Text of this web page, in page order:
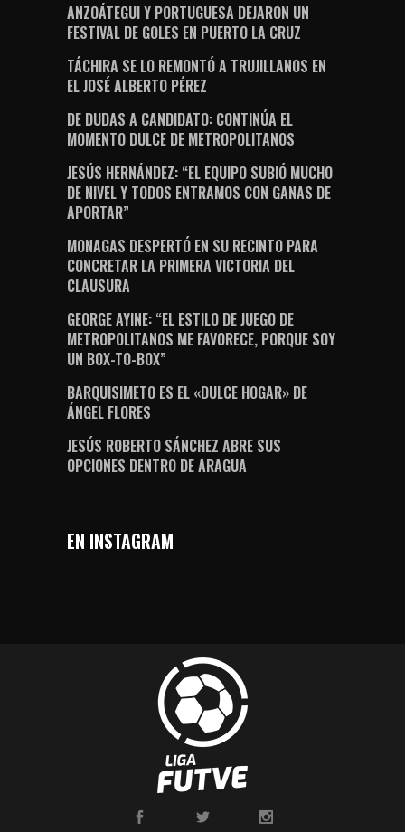
ANZOÁTEGUI Y PORTUGUESA DEJARON UN
FESTIVAL DE GOLES EN PUERTO LA CRUZ
TÁCHIRA SE LO REMONTÓ A TRUJILLANOS EN
EL JOSÉ ALBERTO PÉREZ
DE DUDAS A CANDIDATO: CONTINÚA EL
MOMENTO DULCE DE METROPOLITANOS
JESÚS HERNÁNDEZ: “EL EQUIPO SUBIÓ MUCHO
DE NIVEL Y TODOS ENTRAMOS CON GANAS DE
APORTAR”
MONAGAS DESPERTÓ EN SU RECINTO PARA
CONCRETAR LA PRIMERA VICTORIA DEL
CLAUSURA
GEORGE AYINE: “EL ESTILO DE JUEGO DE
METROPOLITANOS ME FAVORECE, PORQUE SOY
UN BOX-TO-BOX”
BARQUISIMETO ES EL «DULCE HOGAR» DE
ÁNGEL FLORES
JESÚS ROBERTO SÁNCHEZ ABRE SUS
OPCIONES DENTRO DE ARAGUA
EN INSTAGRAM